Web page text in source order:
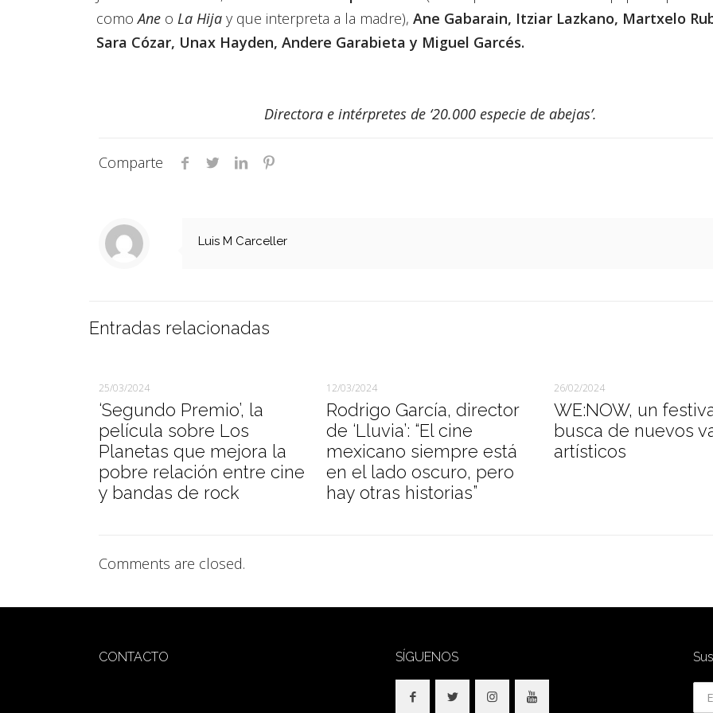
comoAneo La Hijay que interpreta a la madre), Ane Gabarain, Itziar Lazkano, Martxelo
Sara Cózar, Unax Hayden, Andere Garabieta y Miguel Garcés.
Directora e intérpretes de ‘20.000 especie de abejas’.
Comparte
Luis M Carceller
Entradas relacionadas
25/03/2024
‘Segundo Premio’, la
película sobre Los
Planetas que mejora la
pobre relación entre cine
y bandas de rock
12/03/2024
Rodrigo García, director
de ‘Lluvia’: “El cine
mexicano siempre está
en el lado oscuro, pero
hay otras historias”
26/02/2024
WE:NOW, un
busca de nuevos
artísticos
Comments are closed.
CONTACTO SÍGUENOS